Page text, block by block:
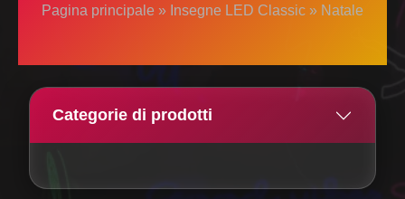
Pagina principale » Insegne LED Classic » Natale
Categorie di prodotti